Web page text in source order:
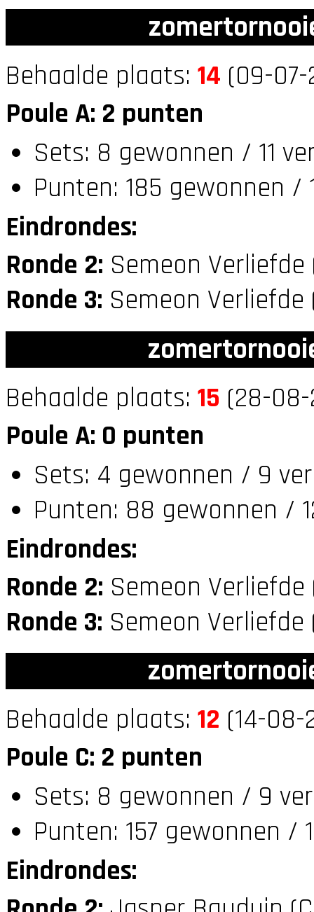
Behaalde plaats: 14 (09-
Poule A: 2 punten
Sets: 8 gewonnen / 11
Punten: 185 gewonnen /
Eindrondes:
Ronde 2: Semeon
Ronde 3: Semeon
Behaalde plaats: 15 (28-
Poule A: 0 punten
Sets: 4 gewonnen / 9
Punten: 88 gewonnen /
Eindrondes:
Ronde 2: Semeon
Ronde 3: Semeon
Behaalde plaats: 12 (14-08-
Poule C: 2 punten
Sets: 8 gewonnen / 9
Punten: 157 gewonnen /
Eindrondes: